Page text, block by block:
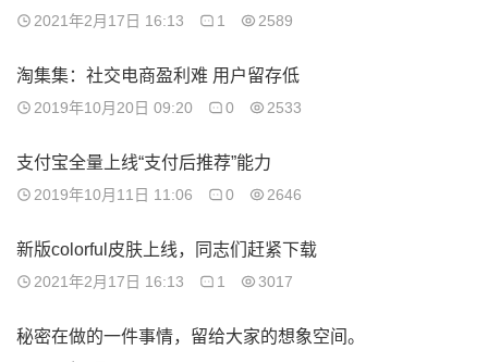
2021年2月17日 16:13 1 2589
淘集集：社交电商盈利难 用户留存低
2019年10月20日 09:20 0 2533
支付宝全量上线“支付后推荐”能力
2019年10月11日 11:06 0 2646
新版colorful皮肤上线，同志们赶紧下载
2021年2月17日 16:13 1 3017
秘密在做的一件事情，留给大家的想象空间。